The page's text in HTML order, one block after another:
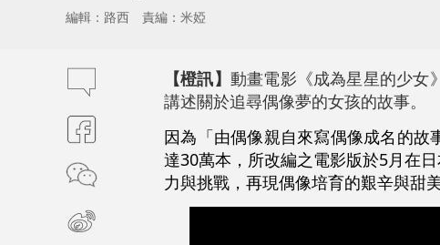
編輯：路西 責編：米婭
【橙訊】 動畫電影《成為星星的少女
講述關於追尋偶像夢的女孩的故事。
因為「由偶像親自來寫偶像成名的
達30萬本，所改編之電影版於5月在
力與挑戰，再現偶像培育的艱辛與甜